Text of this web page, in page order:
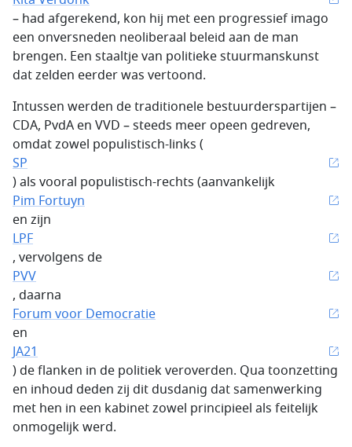
– had afgerekend, kon hij met een progressief imago
een onversneden neoliberaal beleid aan de man
brengen. Een staaltje van politieke stuurmanskunst
dat zelden eerder was vertoond.
Intussen werden de traditionele bestuurderspartijen –
CDA, PvdA en VVD – steeds meer opeen gedreven,
omdat zowel populistisch-links (
SP
) als vooral populistisch-rechts (aanvankelijk
Pim Fortuyn
en zijn
LPF
, vervolgens de
PVV
, daarna
Forum voor Democratie
en
JA21
) de flanken in de politiek veroverden. Qua toonzetting
en inhoud deden zij dit dusdanig dat samenwerking
met hen in een kabinet zowel principieel als feitelijk
onmogelijk werd.